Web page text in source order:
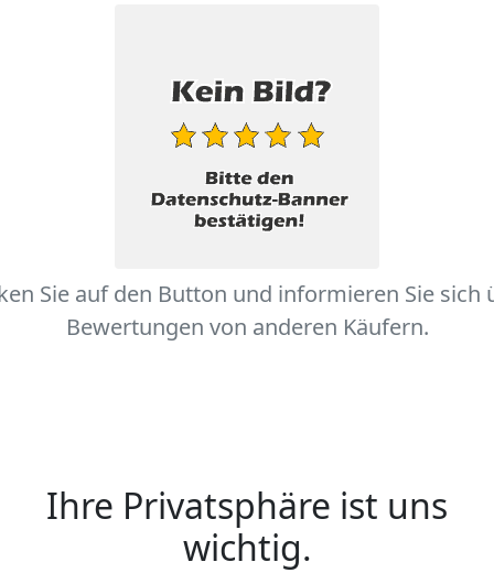
Sie auf den Button und informieren Sie sich
Bewertungen von anderen Käufern.
Ihre Privatsphäre ist uns
wichtig.